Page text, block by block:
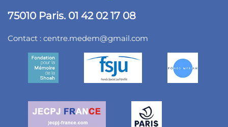
75010 Paris. 01 42 02 17 08
Contact : centre.medem@gmail.com